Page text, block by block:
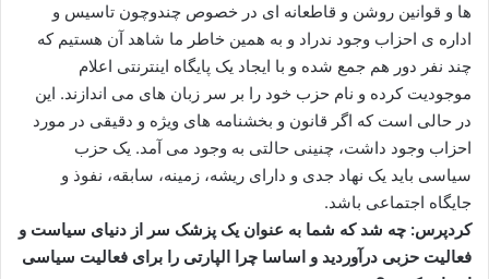
ها و قوانین روشن و قاطعانه ای در خصوص چندوچون تاسیس و
اداره ی احزاب وجود ندراد و به همین خاطر ما شاهد آن هستیم که
چند نفر دور هم جمع شده و با ایجاد یک پایگاه اینترنتی اعلام
موجودیت کرده و نام حزب خود را بر سر زبان های می اندازند. این
در حالی است که اگر قانون و بخشنامه های ویژه و دقیقی در مورد
احزاب وجود داشت، چنینی حالتی به وجود می آمد. یک حزب
سیاسی باید یک نهاد جدی و دارای ریشه، زمینه، سابقه، نفوذ و
جایگاه اجتماعی باشد.
کردپرس: چه شد که شما به عنوان یک پزشک سر از دنیای سیاست و
فعالیت حزبی درآوردید و اساسا چرا الپارتی را برای فعالیت سیاسی